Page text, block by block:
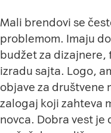
Mali brendovi se
problemom. Imaju
budžet za
izradu sajta. Logo,
objave za društvene
zalogaj koji zahteva
novca. Dobra vest je